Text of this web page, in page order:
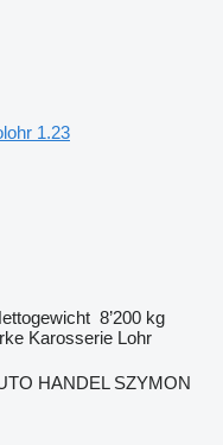
1.23
8’200 kg
Karosserie Lohr
HANDEL SZYMON